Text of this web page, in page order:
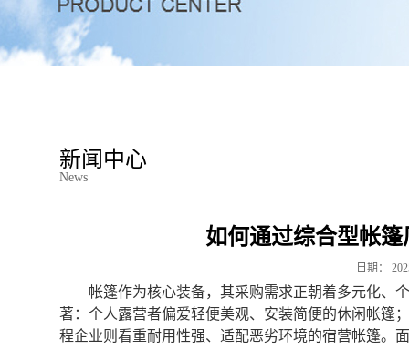
新闻中心
News
如何通过综合型帐
日期：
帐篷作为核心装备，其采购需求正朝着多元化、
著：个人露营者偏爱轻便美观、安装简便的休闲帐篷
程企业则看重耐用性强、适配恶劣环境的宿营帐篷。